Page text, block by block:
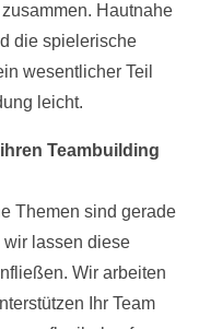
Hautnahe
die spielerische
wesentlicher Teil
leicht.
Teambuilding
Themen sind gerade
lassen diese
Wir arbeiten
Ihr Team